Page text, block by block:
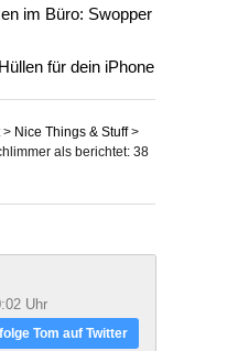
im Büro: Swopper
für dein iPhone
> Nice Things & Stuff>
als berichtet: 38
Uhr
folge Tom auf Twitter